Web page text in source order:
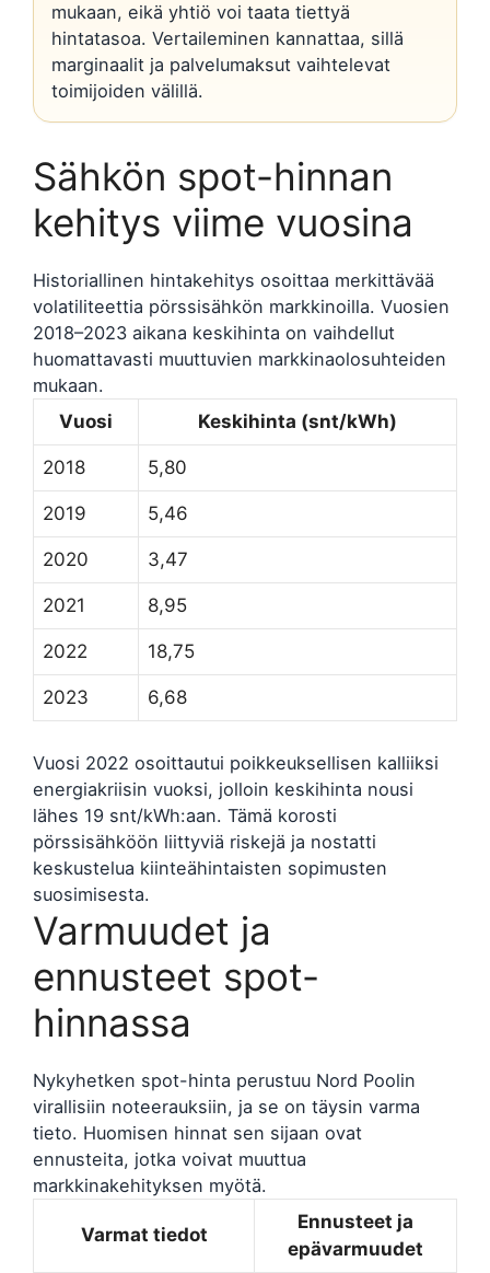
mukaan, eikä yhtiö voi taata tiettyä
hintatasoa. Vertaileminen kannattaa, sillä
marginaalit ja palvelumaksut vaihtelevat
toimijoiden välillä.
Sähkön spot-hinnan
kehitys viime vuosina
Historiallinen hintakehitys osoittaa merkittävää
volatiliteettia pörssisähkön markkinoilla. Vuosien
2018–2023 aikana keskihinta on vaihdellut
huomattavasti muuttuvien markkinaolosuhteiden
mukaan.
Vuosi
Keskihinta (snt/kWh)
2018 5,80
2019 5,46
2020 3,47
2021 8,95
2022 18,75
2023 6,68
Vuosi 2022 osoittautui poikkeuksellisen kalliiksi
energiakriisin vuoksi, jolloin keskihinta nousi
lähes 19 snt/kWh:aan. Tämä korosti
pörssisähköön liittyviä riskejä ja nostatti
keskustelua kiinteähintaisten sopimusten
suosimisesta.
Varmuudet ja
ennusteet spot-
hinnassa
Nykyhetken spot-hinta perustuu Nord Poolin
virallisiin noteerauksiin, ja se on täysin varma
tieto. Huomisen hinnat sen sijaan ovat
ennusteita, jotka voivat muuttua
markkinakehityksen myötä.
Varmat tiedot
Ennusteet ja
epävarmuudet